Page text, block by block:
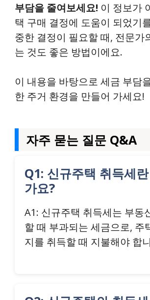
부담을 줄여보세요! 이 정보가
택 구매 결정에 도움이 되었기
중한 결정이 필요할 때, 전문가
는 것도 좋은 방법이에요.
이 내용을 바탕으로 세금 부담
한 주거 환경을 만들어 가세요!
자주 묻는 질문 Q&A
Q1: 신규주택 취득세
가요?
A1: 신규주택 취득세는 부동
할 때 부과되는 세금으로, 주
지를 취득할 때 지불해야 합